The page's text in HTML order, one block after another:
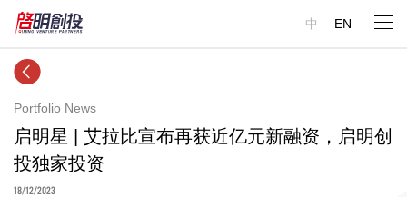
中 EN
Portfolio News
启明星 | 艾拉比宣布再获近亿元新融资，启明创
投独家投资
18/12/2023